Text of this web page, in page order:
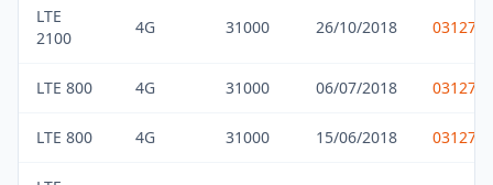
LTE
2100
4G 31000 26/10/2018
LTE 800 4G 31000 06/07/2018
LTE 800 4G 31000 15/06/2018